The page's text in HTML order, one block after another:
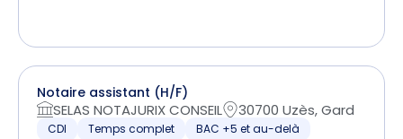
Notaire assistant (H/F)
SELAS NOTAJURIX CONSEIL 30700 Uzès, Gard
CDI Temps complet BAC +5 et au-delà